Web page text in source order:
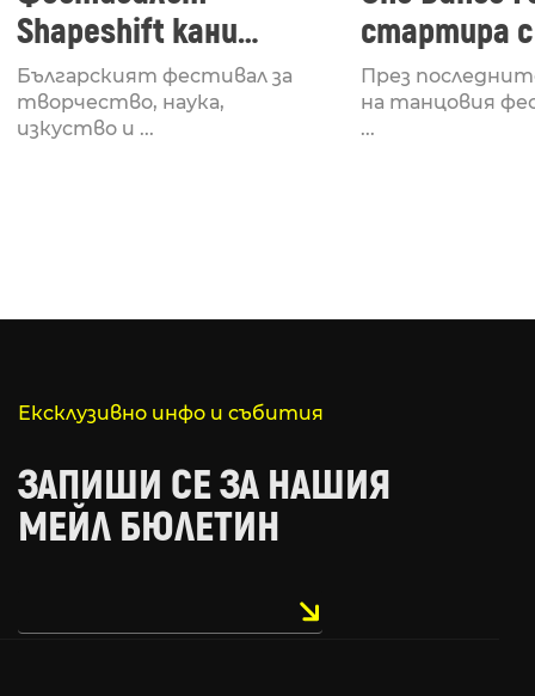
Shapeshift кани
Fabrizio Mammarella
за откриването си
Българският фестивал за
творчество, наука,
изкуство и ...
стартира
Lucid,
рейв
През
на танцовия
...
Ексклузивно инфо и събития
ЗАПИШИ СЕ ЗА НАШИЯ
МЕЙЛ БЮЛЕТИН